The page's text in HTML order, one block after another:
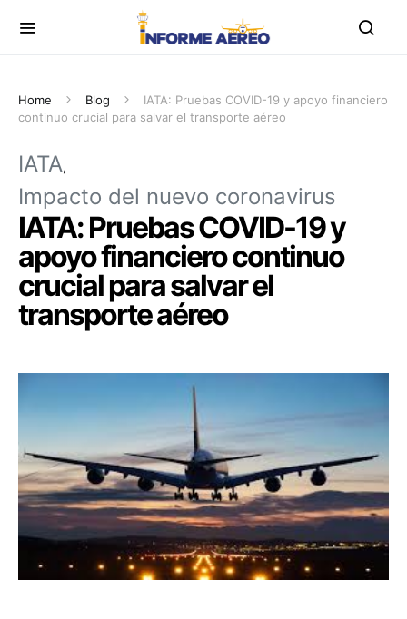
Home Blog
IATA: Pruebas COVID-19 y apoyo financiero
continuo crucial para salvar el transporte aéreo
IATA
Impacto del nuevo coronavirus
IATA: Pruebas COVID-19 y
apoyo financiero continuo
crucial para salvar el
transporte aéreo